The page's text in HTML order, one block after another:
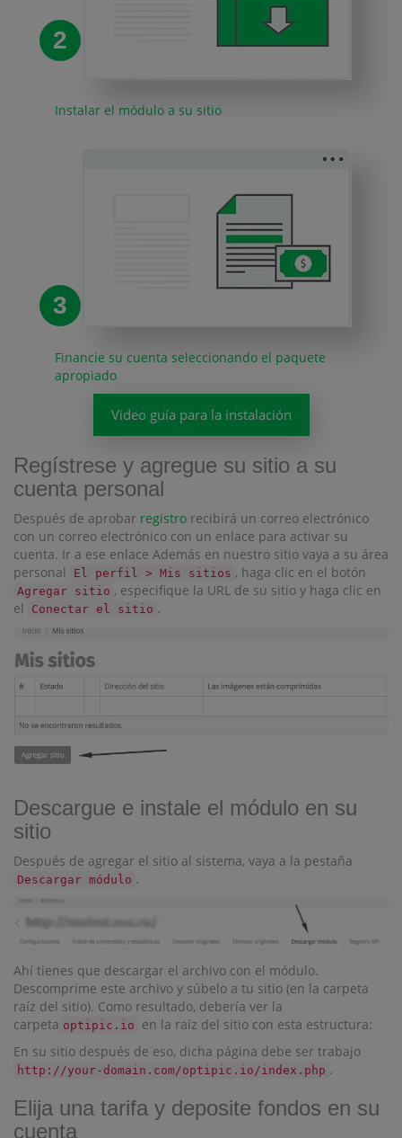
2
Instalar el módulo a su sitio
3
Financie su cuenta seleccionando el paquete
apropiado
Video guía para la instalación
Regístrese y agregue su sitio a su
cuenta personal
Después de aprobar registro recibirá un correo electrónico
con un correo electrónico con un enlace para activar su
cuenta. Ir a ese enlace Además en nuestro sitio vaya a su área
personal
El perfil > Mis sitios , haga clic en el botón
Agregar sitio , especifique la URL de su sitio y haga clic en
el
Conectar el sitio .
Descargue e instale el módulo en su
sitio
Después de agregar el sitio al sistema, vaya a la pestaña
Descargar módulo .
Ahí tienes que descargar el archivo con el módulo.
Descomprime este archivo y súbelo a tu sitio (en la carpeta
raíz del sitio). Como resultado, debería ver la
carpeta optipic.io
en la raíz del sitio con esta estructura:
En su sitio después de eso, dicha página debe ser trabajo
http://your-domain.com/optipic.io/index.php .
Elija una tarifa y deposite fondos en su
cuenta